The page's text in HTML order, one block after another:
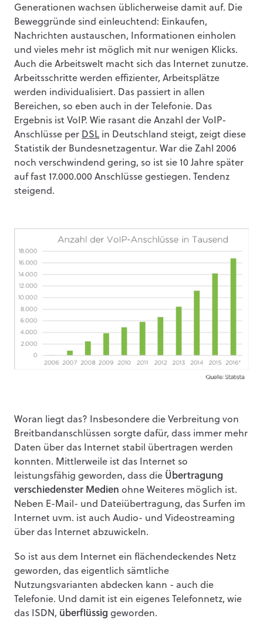
Generationen wachsen üblicherweise damit auf. Die
Beweggründe sind einleuchtend: Einkaufen,
Nachrichten austauschen, Informationen einholen
und vieles mehr ist möglich mit nur wenigen Klicks.
Auch die Arbeitswelt macht sich das Internet zunutze.
Arbeitsschritte werden effizienter, Arbeitsplätze
werden individualisiert. Das passiert in allen
Bereichen, so eben auch in der Telefonie. Das
Ergebnis ist VoIP. Wie rasant die Anzahl der VoIP-
Anschlüsse per DSL in Deutschland steigt, zeigt diese
Statistik der Bundesnetzagentur. War die Zahl 2006
noch verschwindend gering, so ist sie 10 Jahre später
auf fast 17.000.000 Anschlüsse gestiegen. Tendenz
steigend.
Woran liegt das? Insbesondere die Verbreitung von
Breitbandanschlüssen sorgte dafür, dass immer mehr
Daten über das Internet stabil übertragen werden
konnten. Mittlerweile ist das Internet so
leistungsfähig geworden, dass die Übertragung
verschiedenster Medien ohne Weiteres möglich ist.
Neben E-Mail- und Dateiübertragung, das Surfen im
Internet uvm. ist auch Audio- und Videostreaming
über das Internet abzuwickeln.
So ist aus dem Internet ein flächendeckendes Netz
geworden, das eigentlich sämtliche
Nutzungsvarianten abdecken kann - auch die
Telefonie. Und damit ist ein eigenes Telefonnetz, wie
das ISDN, überflüssig geworden.